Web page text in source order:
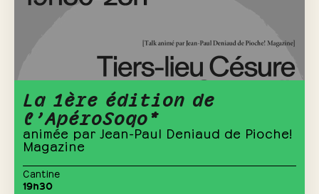
La 1ère édition de
l’ApéroSoqo*
animée par Jean-Paul Deniaud de Pioche!
Magazine
Cantine
19h30